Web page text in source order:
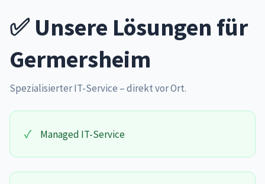
✅ Unsere Lösungen für
Germersheim
Spezialisierter IT-Service – direkt vor Ort.
✓ Managed IT-Service